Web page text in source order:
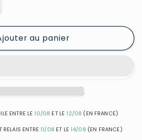
au panier
ENTRE LE 10/08 ET LE 12/08 (EN FRANCE)
RELAIS ENTRE 11/08 ET LE 14/08 (EN FRANCE)